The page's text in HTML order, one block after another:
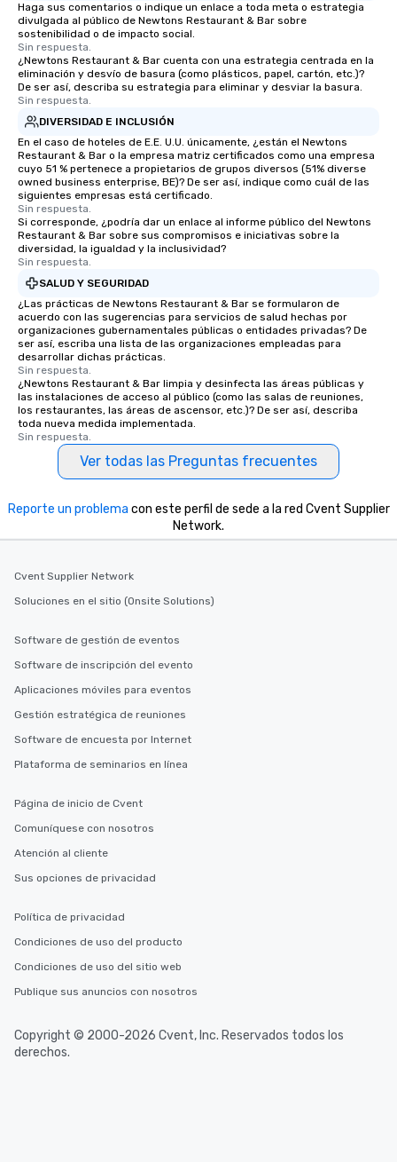
Haga sus comentarios o indique un enlace a toda meta o estrategia
divulgada al público de Newtons Restaurant & Bar sobre
sostenibilidad o de impacto social.
Sin respuesta.
¿Newtons Restaurant & Bar cuenta con una estrategia centrada en la
eliminación y desvío de basura (como plásticos, papel, cartón, etc.)?
De ser así, describa su estrategia para eliminar y desviar la basura.
Sin respuesta.
DIVERSIDAD E INCLUSIÓN
En el caso de hoteles de E.E. U.U. únicamente, ¿están el Newtons
Restaurant & Bar o la empresa matriz certificados como una empresa
cuyo 51 % pertenece a propietarios de grupos diversos (51% diverse
owned business enterprise, BE)? De ser así, indique como cuál de las
siguientes empresas está certificado.
Sin respuesta.
Si corresponde, ¿podría dar un enlace al informe público del Newtons
Restaurant & Bar sobre sus compromisos e iniciativas sobre la
diversidad, la igualdad y la inclusividad?
Sin respuesta.
SALUD Y SEGURIDAD
¿Las prácticas de Newtons Restaurant & Bar se formularon de
acuerdo con las sugerencias para servicios de salud hechas por
organizaciones gubernamentales públicas o entidades privadas? De
ser así, escriba una lista de las organizaciones empleadas para
desarrollar dichas prácticas.
Sin respuesta.
¿Newtons Restaurant & Bar limpia y desinfecta las áreas públicas y
las instalaciones de acceso al público (como las salas de reuniones,
los restaurantes, las áreas de ascensor, etc.)? De ser así, describa
toda nueva medida implementada.
Sin respuesta.
Ver todas las Preguntas frecuentes
Reporte un problema con este perfil de sede a la red Cvent Supplier
Network.
Cvent Supplier Network
Soluciones en el sitio (Onsite Solutions)
Software de gestión de eventos
Software de inscripción del evento
Aplicaciones móviles para eventos
Gestión estratégica de reuniones
Software de encuesta por Internet
Plataforma de seminarios en línea
Página de inicio de Cvent
Comuníquese con nosotros
Atención al cliente
Sus opciones de privacidad
Política de privacidad
Condiciones de uso del producto
Condiciones de uso del sitio web
Publique sus anuncios con nosotros
Copyright © 2000-2026 Cvent, Inc. Reservados todos los
derechos.